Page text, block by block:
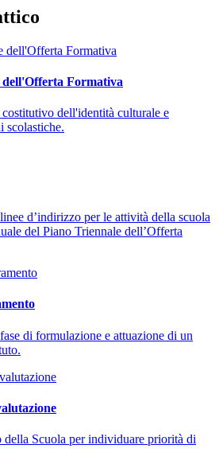
Formativa
dell'identità culturale e
scolastiche.
d’indirizzo per le attività della scuola
del Piano Triennale dell’Offerta
di formulazione e attuazione di un
Scuola per individuare priorità di